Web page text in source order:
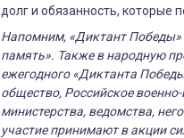
долг и обязанность, которые
Напомним, «Диктант Победы»
память». Также в народную
ежегодного «Диктанта
общество, Российское
министерства, ведомства,
участие принимают в акции